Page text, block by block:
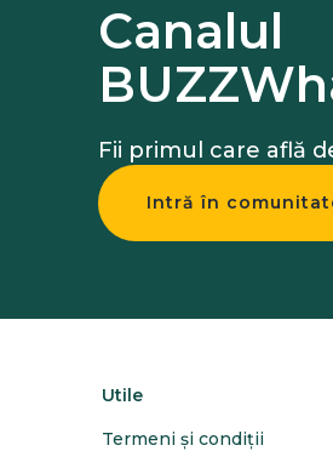
Canalul
Fii primul care află
Intră în
Utile
Termeni și condiții